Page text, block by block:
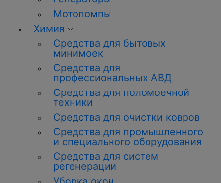
Мотопомпы
Химия
Средства для бытовых
минимоек
Средства для
профессиональных АВД
Средства для поломоечной
техники
Средства для очистки ковров
Средства для промышленного
и специального оборудования
Средства для систем
регенерации